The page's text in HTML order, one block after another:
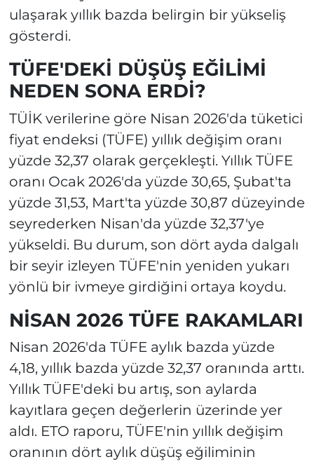
ulaşarak yıllık bazda belirgin bir yükseliş
gösterdi.
TÜFE'DEKİ DÜŞÜŞ EĞİLİMİ
NEDEN SONA ERDİ?
TÜİK verilerine göre Nisan 2026'da tüketici
fiyat endeksi (TÜFE) yıllık değişim oranı
yüzde 32,37 olarak gerçekleşti. Yıllık TÜFE
oranı Ocak 2026'da yüzde 30,65, Şubat'ta
yüzde 31,53, Mart'ta yüzde 30,87 düzeyinde
seyrederken Nisan'da yüzde 32,37'ye
yükseldi. Bu durum, son dört ayda dalgalı
bir seyir izleyen TÜFE'nin yeniden yukarı
yönlü bir ivmeye girdiğini ortaya koydu.
NİSAN 2026 TÜFE RAKAMLARI
Nisan 2026'da TÜFE aylık bazda yüzde
4,18, yıllık bazda yüzde 32,37 oranında arttı.
Yıllık TÜFE'deki bu artış, son aylarda
kayıtlara geçen değerlerin üzerinde yer
aldı. ETO raporu, TÜFE'nin yıllık değişim
oranının dört aylık düşüş eğiliminin